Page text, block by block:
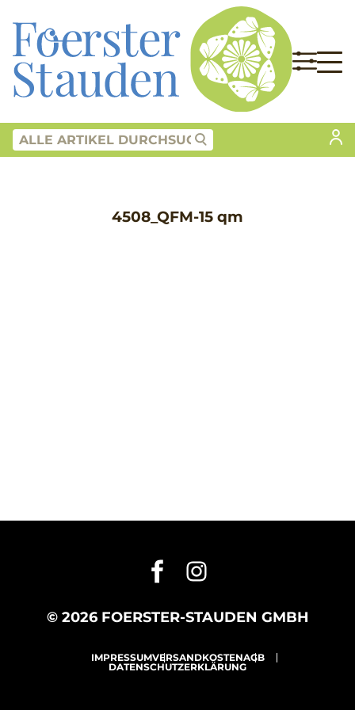
4508_QFM-15 qm
© 2026 FOERSTER-STAUDEN GMBH
IMPRESSUMVERSANDKOSTENAGB
DATENSCHUTZERKLÄRUNG